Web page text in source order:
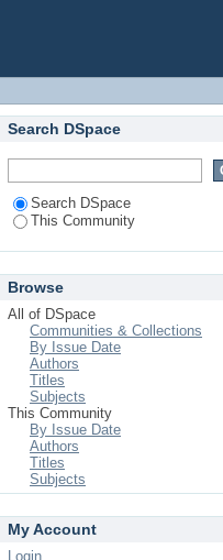
Search DSpace
Search DSpace
This Community
Browse
All of DSpace
Communities & Collections
By Issue Date
Authors
Titles
Subjects
This Community
By Issue Date
Authors
Titles
Subjects
My Account
Login